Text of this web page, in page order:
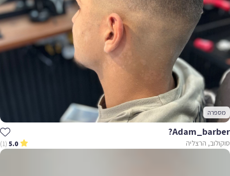
מספרה
Adam_barber?
סוקולוב, הרצליה 5.0
(1)